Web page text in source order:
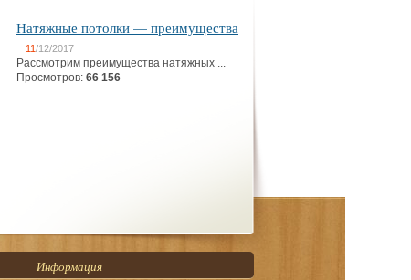
Натяжные потолки — преимущества
11/12/2017
Рассмотрим преимущества натяжных ...
Просмотров: 66 156
Информация